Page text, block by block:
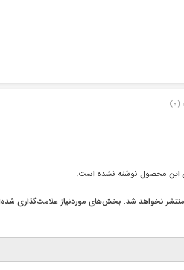
این محصول نوشته نشده است.
نخواهد شد. بخش‌های موردنیاز علامت‌گذاری